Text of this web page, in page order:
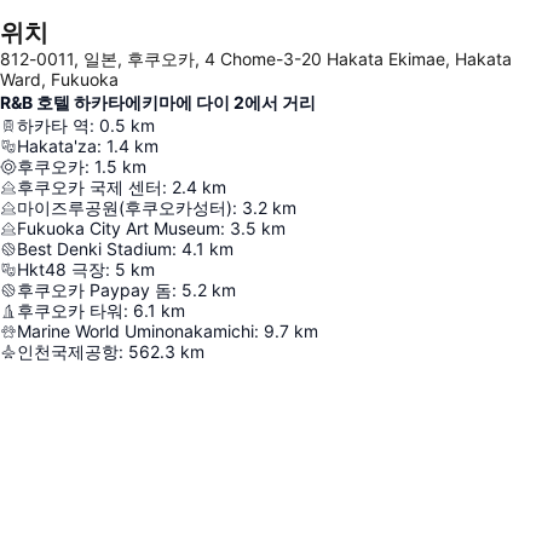
위치
812-0011, 일본, 후쿠오카, 4 Chome-3-20 Hakata Ekimae, Hakata
Ward, Fukuoka
R&B 호텔 하카타에키마에 다이 2에서 거리
하카타 역: 0.5 km
Hakata'za: 1.4 km
후쿠오카: 1.5 km
후쿠오카 국제 센터: 2.4 km
마이즈루공원(후쿠오카성터): 3.2 km
Fukuoka City Art Museum: 3.5 km
Best Denki Stadium: 4.1 km
Hkt48 극장: 5 km
후쿠오카 Paypay 돔: 5.2 km
후쿠오카 타워: 6.1 km
Marine World Uminonakamichi: 9.7 km
인천국제공항: 562.3 km